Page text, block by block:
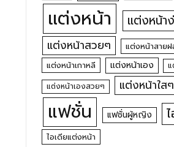
แต่งหน้า แต่งหน้า
แต่งหน้าสวยๆ
แต่งหน้าสายฝ
แต่งหน้าเกาหลี
แต่งหน้าเอง
แต่งหน้าเองสวยๆ
แต่งหน้าใสๆ
แฟชั่น แฟชั่นผู้หญิง
ไอเดียแต่งหน้า